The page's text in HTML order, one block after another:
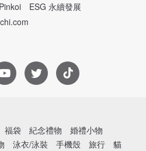
ESG 永續發展
福袋 紀念禮物
婚禮小物
泳衣/泳裝 手機殼 旅行 貓